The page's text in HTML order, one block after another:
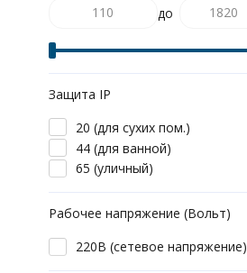
до
Защита IP
20 (для сухих пом.)
44 (для ванной)
65 (уличный)
Рабочее напряжение (Вольт)
220В (сетевое напряжение)